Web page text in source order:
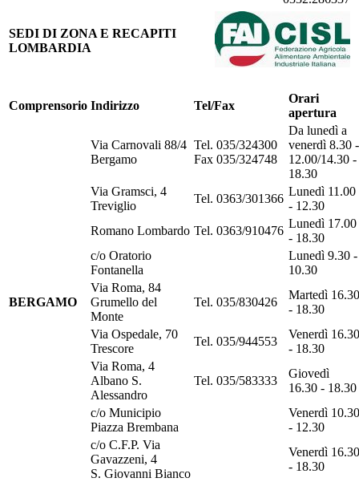
SEDI DI ZONA E RECAPITI
LOMBARDIA
Comprensorio Indirizzo Tel/Fax
Orari
apertura
BERGAMO
Via Carnovali 88/4
Bergamo
Tel. 035/324300
Fax 035/324748
Da lunedì a
venerdì 8.30 -
12.00/14.30 -
18.30
Via Gramsci, 4
Treviglio
Tel. 0363/301366
Lunedì 11.00
- 12.30
Romano Lombardo Tel. 0363/910476
Lunedì 17.00
- 18.30
c/o Oratorio
Fontanella
Lunedì 9.30 -
10.30
Via Roma, 84
Grumello del
Monte
Tel. 035/830426
Martedì 16.30
- 18.30
Via Ospedale, 70
Trescore
Tel. 035/944553
Venerdì 16.30
- 18.30
Via Roma, 4
Albano S.
Alessandro
Tel. 035/583333
Giovedì
16.30 - 18.30
c/o Municipio
Piazza Brembana
Venerdì 10.30
- 12.30
c/o C.F.P. Via
Gavazzeni, 4
S. Giovanni Bianco
Venerdì 16.30
- 18.30